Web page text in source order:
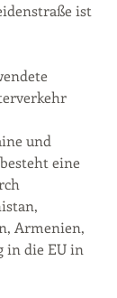
ist
und
eine
Armenien,
in die EU in